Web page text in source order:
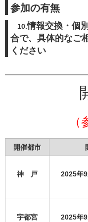
参加の有無
10.情報交換・個
合で、 具体的なご
ください
開催都市
神 戸 2025年9
宇都宮 2025年9